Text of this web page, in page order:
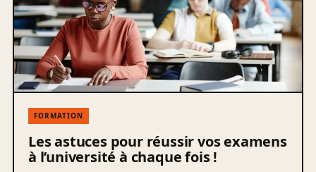
FORMATION
Les astuces pour réussir vos examens
à l’université à chaque fois !